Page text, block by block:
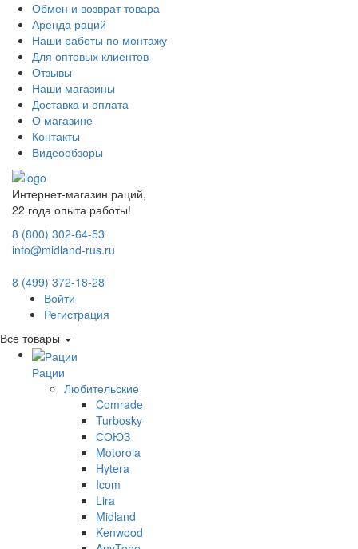
Обмен и возврат товара
Аренда раций
Наши работы по монтажу
Для оптовых клиентов
Отзывы
Наши магазины
Доставка и оплата
О магазине
Контакты
Видеообзоры
Интернет-магазин раций,
22 года опыта работы!
8 (800) 302-64-53
info@midland-rus.ru
8 (499) 372-18-28
Войти
Регистрация
Все товары
Рации
Любительские
Comrade
Turbosky
СОЮЗ
Motorola
Hytera
Icom
Lira
Midland
Kenwood